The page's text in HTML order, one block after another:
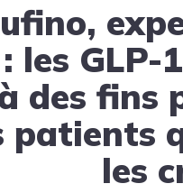
les GLP-
des fins
patients
les